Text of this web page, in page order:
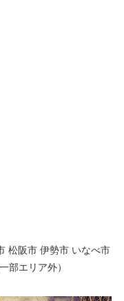
松阪市 伊勢市 いなべ市
部エリア外）